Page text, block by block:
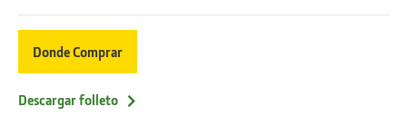
Donde Comprar
Descargar folleto